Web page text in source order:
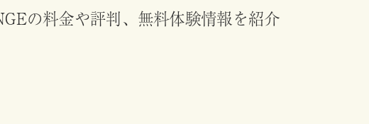
の料金や評判、無料体験情報を紹介